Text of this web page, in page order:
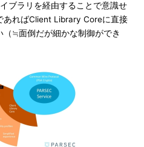
ブラリを経由することで意識せ
あればClient Library Coreに直接
≒面倒だが細かな制御ができ